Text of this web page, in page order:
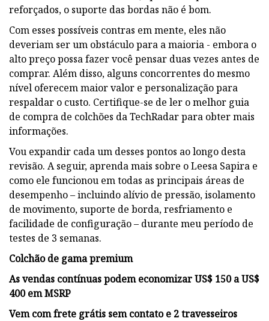
reforçados, o suporte das bordas não é bom.
Com esses possíveis contras em mente, eles não
deveriam ser um obstáculo para a maioria - embora o
alto preço possa fazer você pensar duas vezes antes de
comprar. Além disso, alguns concorrentes do mesmo
nível oferecem maior valor e personalização para
respaldar o custo. Certifique-se de ler o melhor guia
de compra de colchões da TechRadar para obter mais
informações.
Vou expandir cada um desses pontos ao longo desta
revisão. A seguir, aprenda mais sobre o Leesa Sapira e
como ele funcionou em todas as principais áreas de
desempenho – incluindo alívio de pressão, isolamento
de movimento, suporte de borda, resfriamento e
facilidade de configuração – durante meu período de
testes de 3 semanas.
Colchão de gama premium
As vendas contínuas podem economizar US$ 150 a US$
400 em MSRP
Vem com frete grátis sem contato e 2 travesseiros